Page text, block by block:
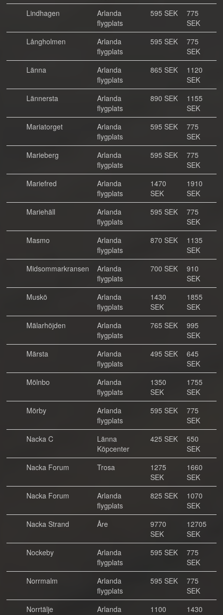
Lindhagen
Arlanda
flygplats
595 SEK
775
SEK
Långholmen
Arlanda
flygplats
595 SEK
775
SEK
Länna
Arlanda
flygplats
865 SEK
1120
SEK
Lännersta
Arlanda
flygplats
890 SEK
1155
SEK
Mariatorget
Arlanda
flygplats
595 SEK
775
SEK
Marieberg
Arlanda
flygplats
595 SEK
775
SEK
Mariefred
Arlanda
flygplats
1470
SEK
1910
SEK
Mariehäll
Arlanda
flygplats
595 SEK
775
SEK
Masmo
Arlanda
flygplats
870 SEK
1135
SEK
Midsommarkransen
Arlanda
flygplats
700 SEK
910
SEK
Muskö
Arlanda
flygplats
1430
SEK
1855
SEK
Mälarhöjden
Arlanda
flygplats
765 SEK
995
SEK
Märsta
Arlanda
flygplats
495 SEK
645
SEK
Mölnbo
Arlanda
flygplats
1350
SEK
1755
SEK
Mörby
Arlanda
flygplats
595 SEK
775
SEK
Nacka C
Länna
Köpcenter
425 SEK
550
SEK
Nacka Forum
Trosa
1275
SEK
1660
SEK
Nacka Forum
Arlanda
flygplats
825 SEK
1070
SEK
Nacka Strand
Åre
9770
SEK
12705
SEK
Nockeby
Arlanda
flygplats
595 SEK
775
SEK
Norrmalm
Arlanda
flygplats
595 SEK
775
SEK
Norrtälje
Arlanda
1100
1430